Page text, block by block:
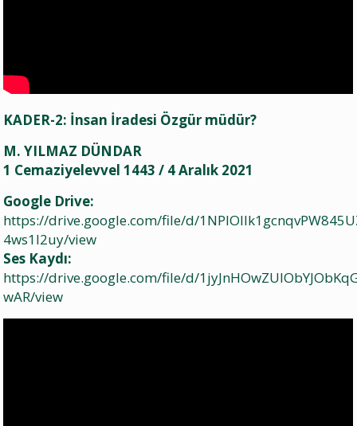
KADER-2: İnsan İradesi Özgür müdür?
M. YILMAZ DÜNDAR
1 Cemaziyelevvel 1443 / 4 Aralık 2021
Google Drive:
https://drive.google.com/file/d/
4ws1l2uy/view
Ses Kaydı:
https://drive.google.com/file/d/
wAR/view